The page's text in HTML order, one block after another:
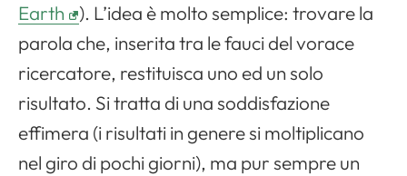
Earth
). L’idea è molto semplice: trovare la
parola che, inserita tra le fauci del vorace
ricercatore, restituisca uno ed un solo
risultato. Si tratta di una soddisfazione
effimera (i risultati in genere si moltiplicano
nel giro di pochi giorni), ma pur sempre un